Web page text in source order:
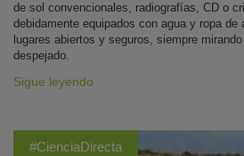
de sol convencionales, radiografías, CD o
debidamente equipados con agua y ropa
lugares abiertos y seguros, siempre
despejado.
Sigue leyendo
#CienciaDirecta